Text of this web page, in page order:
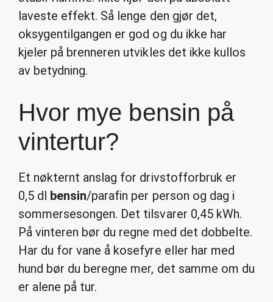
laveste effekt. Så lenge den gjør det,
oksygentilgangen er god og du ikke har
kjeler på brenneren utvikles det ikke kullos
av betydning.
Hvor mye bensin på
vintertur?
Et nøkternt anslag for drivstofforbruk er
0,5 dl bensin/parafin per person og dag i
sommersesongen. Det tilsvarer 0,45 kWh.
På vinteren bør du regne med det dobbelte.
Har du for vane å kosefyre eller har med
hund bør du beregne mer, det samme om du
er alene på tur.